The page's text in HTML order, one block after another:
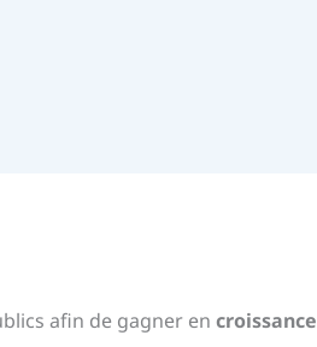
afin de gagner en croissance